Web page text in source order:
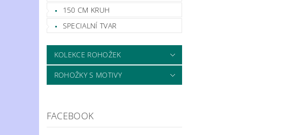
150 CM KRUH
SPECIALNÍ TVAR
KOLEKCE ROHOŽEK
ROHOŽKY S MOTIVY
FACEBOOK